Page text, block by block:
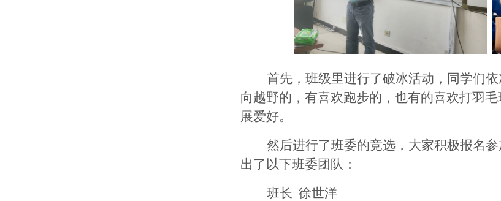
首先，班级里进行了破冰活动，同学们
向越野的，有喜欢跑步的，也有的喜欢打羽
展爱好。
然后进行了班委的竞选，大家积极报名
出了以下班委团队：
班长 徐世洋